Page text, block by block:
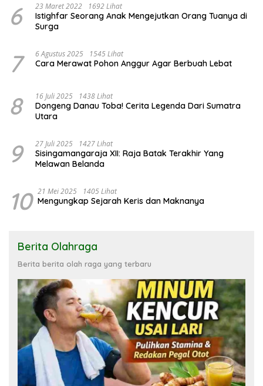
6 23 Maret 2022 1692 Lihat
Istighfar Seorang Anak Mengejutkan Orang Tuanya di
Surga
7 6 Agustus 2025 1545 Lihat
Cara Merawat Pohon Anggur Agar Berbuah Lebat
8 16 Juli 2025 1438 Lihat
Dongeng Danau Toba! Cerita Legenda Dari Sumatra
Utara
9 27 Juli 2025 1427 Lihat
Sisingamangaraja XII: Raja Batak Terakhir Yang
Melawan Belanda
10 21 Mei 2025 1405 Lihat
Mengungkap Sejarah Keris dan Maknanya
Berita Olahraga
Berita berita olah raga yang terbaru